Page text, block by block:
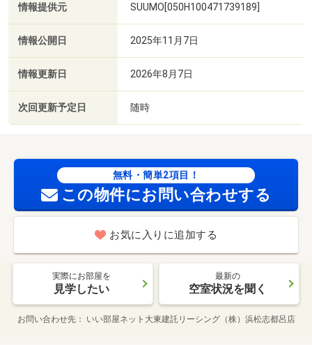
情報提供元 SUUMO[050H100471739189]
情報公開日 2025年11月7日
情報更新日 2026年8月7日
次回更新予定日 随時
無料・簡単2項目！
この物件にお問い合わせする
お気に入りに追加する
実際にお部屋を
見学したい
最新の
空室状況を聞く
お問い合わせ先 いい部屋ネット大東建託リーシング（株）浜松志都呂店